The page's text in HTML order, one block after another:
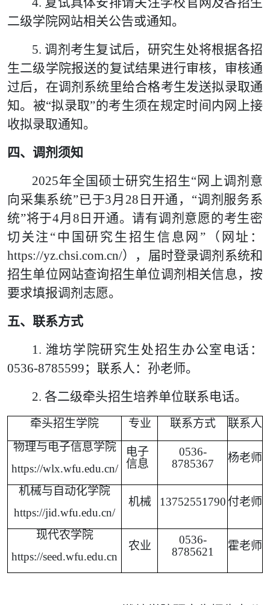
二级学院网站相关公告或通知。
5.调剂考生复试后，研究生处将根据各招
生二级学院报送的复试结果进行审核，审核通
过后，在调剂系统里给合格考生发送拟录取通
知。被“拟录取”的考生须在规定时间内网上接
收拟录取通知。
四、调剂须知
2025年全国硕士研究生招生“网上调剂意
向采集系统”已于3月 28 日开通，“调剂服务系
统”将于4月 8 日开通。请有调剂意愿的考生密
切关注“中国研究生招生信息网”（网址：
https://yz.chsi.com.cn/），届时登录调剂系统和
招生单位网站查询招生单位调剂相关信息，按
要求填报调剂志愿。
五、联系方式
1. 潍坊学院研究生处招生办公室电话：
0536-8785599；联系人：孙老师。
2. 各二级牵头招生培养单位联系电话。
牵头招生学院 专业 联系方式
联系人
物理与电子信息学院
https://wlx.wfu.edu.cn/
电子
信息
0536-
8785367
杨老师
机械与自动化学院
https://jid.wfu.edu.cn/
机械 13752551790付老师
现代农学院
https://seed.wfu.edu.cn
农业
0536-
8785621
霍老师